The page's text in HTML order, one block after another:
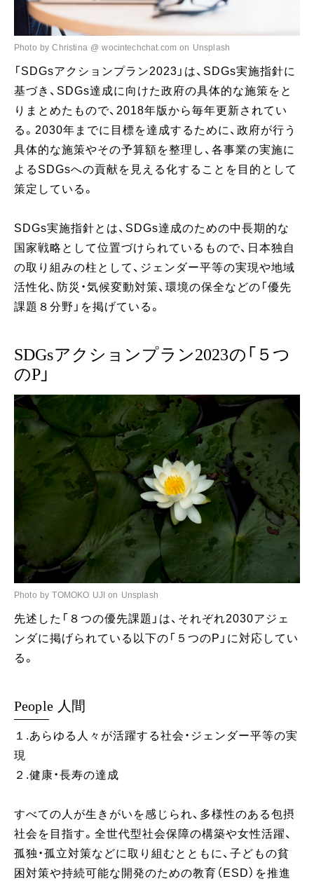
Photo by Christina @ wocintechchat.com on Unsplash
「SDGsアクションプラン2023」は、SDGs実施指針に
基づき、SDGs達成に向けた政府の具体的な施策をと
りまとめたもので、2018年版から毎年更新されてい
る。2030年までに目標を達成するために、政府が行う
具体的な施策やその予算額を整理し、各事業の実施に
よるSDGsへの貢献を見える化することを目的として
策定している。
SDGs実施指針とは、SDGs達成のための中長期的な
国家戦略として位置づけられているもので、日本独自
の取り組みの柱として、ジェンダー平等の実現や地域
活性化、防災・気候変動対策、環境の保全などの「優先
課題８分野」を掲げている。
SDGsアクションプラン2023の「５つ
のP」
Photo by TOMOKO UJI on Unsplash
先述した「８つの優先課題」は、それぞれ2030アジェ
ンダに掲げられている以下の「５つのP」に対応してい
る。
People 人間
１.あらゆる人々が活躍する社会・ジェンダー平等の実
現
２.健康・長寿の達成
すべての人が生きがいを感じられ、多様性のある包摂
社会を目指す。全世代型社会保障の構築や女性活躍、
孤独・孤立対策などに取り組むとともに、子どもの貧
困対策や持続可能な開発のための教育（ESD）を推進